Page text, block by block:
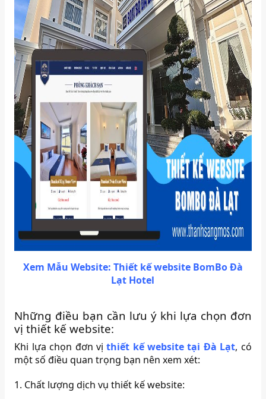
Xem Mẫu Website: Thiết kế website BomBo Đà
Lạt Hotel
Những điều bạn cần lưu ý khi lựa chọn đơn
vị thiết kế website:
Khi lựa chọn đơn vịthiết kế website tại Đà Lạt, có
một số điều quan trọng bạn nên xem xét:
1. Chất lượng dịch vụ thiết kế website: